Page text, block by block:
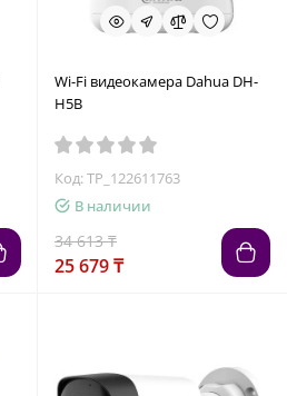
Wi-Fi видеокамера Dahua DH-
H5B
Код: TP_122611763
В наличии
34 613 ₸
25 679 ₸